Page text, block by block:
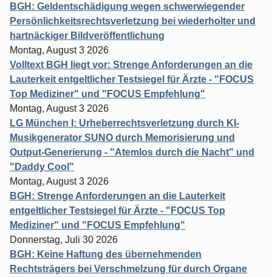
BGH: Geldentschädigung wegen schwerwiegender
Persönlichkeitsrechtsverletzung bei wiederholter und
hartnäckiger Bildveröffentlichung
Montag, August 3 2026
Volltext BGH liegt vor: Strenge Anforderungen an die
Lauterkeit entgeltlicher Testsiegel für Ärzte - "FOCUS
Top Mediziner" und "FOCUS Empfehlung"
Montag, August 3 2026
LG München I: Urheberrechtsverletzung durch KI-
Musikgenerator SUNO durch Memorisierung und
Output-Generierung - "Atemlos durch die Nacht" und
"Daddy Cool"
Montag, August 3 2026
BGH: Strenge Anforderungen an die Lauterkeit
entgeltlicher Testsiegel für Ärzte - "FOCUS Top
Mediziner" und "FOCUS Empfehlung"
Donnerstag, Juli 30 2026
BGH: Keine Haftung des übernehmenden
Rechtsträgers bei Verschmelzung für durch Organe